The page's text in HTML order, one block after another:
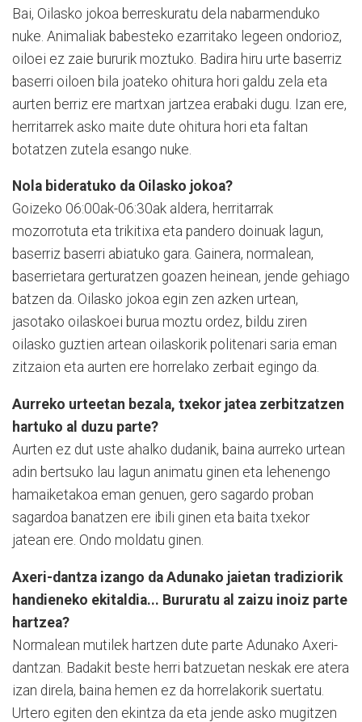
Bai, Oilasko jokoa berreskuratu dela nabarmenduko
nuke. Animaliak babesteko ezarritako legeen ondorioz,
oiloei ez zaie bururik moztuko. Badira hiru urte baserriz
baserri oiloen bila joateko ohitura hori galdu zela eta
aurten berriz ere martxan jartzea erabaki dugu. Izan ere,
herritarrek asko maite dute ohitura hori eta faltan
botatzen zutela esango nuke.
Nola bideratuko da Oilasko jokoa?
Goizeko 06:00ak-06:30ak aldera, herritarrak
mozorrotuta eta trikitixa eta pandero doinuak lagun,
baserriz baserri abiatuko gara. Gainera, normalean,
baserrietara gerturatzen goazen heinean, jende gehiago
batzen da. Oilasko jokoa egin zen azken urtean,
jasotako oilaskoei burua moztu ordez, bildu ziren
oilasko guztien artean oilaskorik politenari saria eman
zitzaion eta aurten ere horrelako zerbait egingo da.
Aurreko urteetan bezala, txekor jatea zerbitzatzen
hartuko al duzu parte?
Aurten ez dut uste ahalko dudanik, baina aurreko urtean
adin bertsuko lau lagun animatu ginen eta lehenengo
hamaiketakoa eman genuen, gero sagardo proban
sagardoa banatzen ere ibili ginen eta baita txekor
jatean ere. Ondo moldatu ginen.
Axeri-dantza izango da Adunako jaietan tradiziorik
handieneko ekitaldia... Bururatu al zaizu inoiz parte
hartzea?
Normalean mutilek hartzen dute parte Adunako Axeri-
dantzan. Badakit beste herri batzuetan neskak ere atera
izan direla, baina hemen ez da horrelakorik suertatu.
Urtero egiten den ekintza da eta jende asko mugitzen